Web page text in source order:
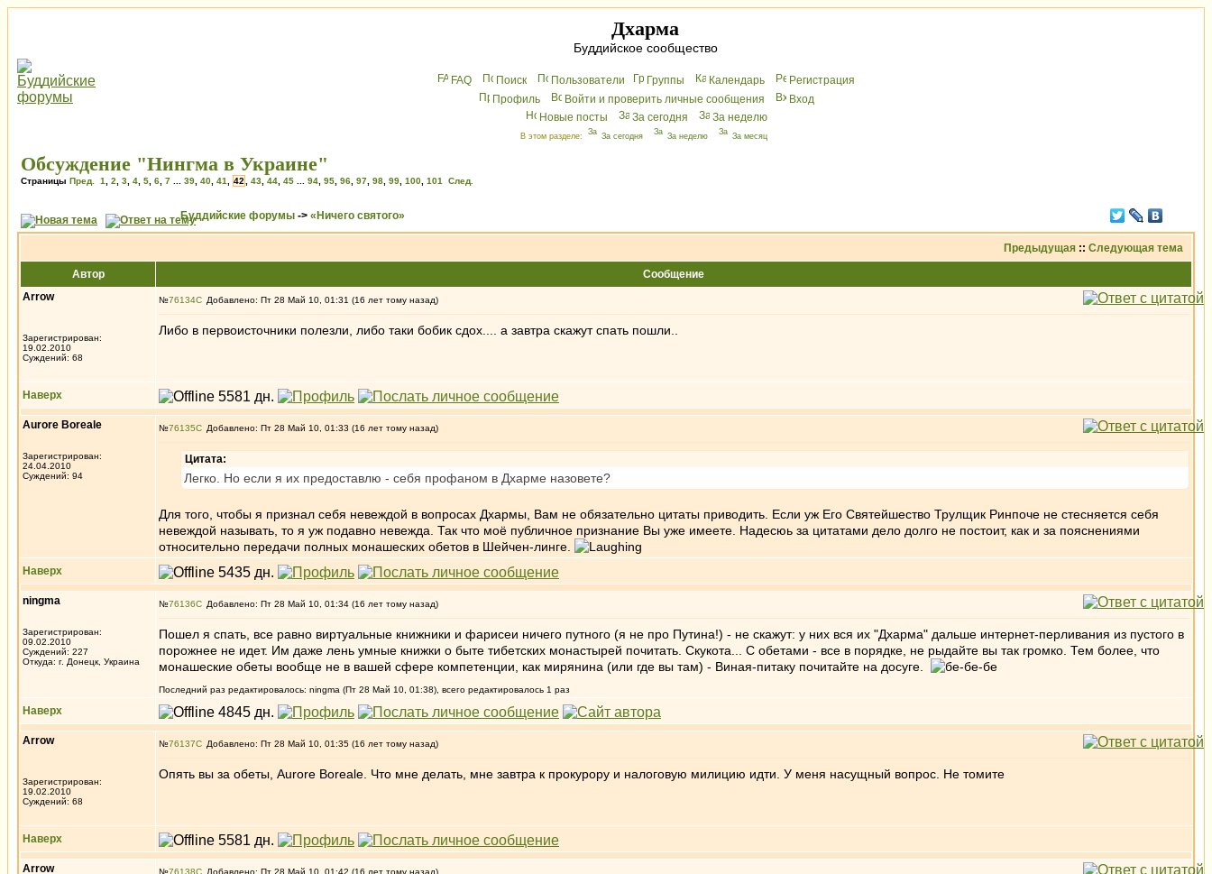
Дхарма
Буддийское сообщество
FAQ Поиск Пользователи Группы Календарь
Peгиcтрaция
Профиль
Войти и проверить личные сообщения
Вхoд
Новые посты
За сегодня За неделю
В этом разделе: За сегодня За неделю За месяц
Обсуждение "Нингма в Украине"
Страницы Пред. 1 2 3 4 5 6 7 39 40 41 42 43 44 45 94 95 96 97 98 99 100 101 След.
Буддийские форумы -> «Ничего святого»
Предыдущая :: Следующая тема
Автор
Сообщение
Arrow
Зарегистрирован:
19.02.2010
Суждений: 68
№76134 Добавлено: Пт 28 Май 10, 01:31 (16 лет тому назад)
Либо в первоисточники полезли, либо таки бобик сдох.... а завтра скажут спать пошли..
Наверх
Aurore Boreale
Зарегистрирован:
24.04.2010
Суждений: 94
№76135 Добавлено: Пт 28 Май 10, 01:33 (16 лет тому назад)
Цитата:
Легко. Но если я их предоставлю - себя профаном в Дхарме назовете?
Для того, чтобы я признал себя невеждой в вопросах Дхармы, Вам не обязательно цитаты приводить. Если уж Его Святейшество Трулщик Ринпоче не стесняется себя
невеждой называть, то я уж подавно невежда. Так что моё публичное признание Вы уже имеете. Надесюь за цитатами дело долго не постоит, как и за пояснениями
относительно передачи полных монашеских обетов в Шейчен-линге.
Наверх
ningma
Зарегистрирован:
09.02.2010
Суждений: 227
Откуда: г. Донецк, Украина
№76136 Добавлено: Пт 28 Май 10, 01:34 (16 лет тому назад)
Пошел я спать, все равно виртуальные книжники и фарисеи ничего путного (я не про Путина!) - не скажут: у них вся их "Дхарма" дальше интернет-перливания из пустого в
порожнее не идет. Им даже лень умные книжки о быте тибетских монастырей почитать. Скукота... С обетами - все в порядке, не рыдайте вы так громко. Тем более, что
монашеские обеты вообще не в вашей сфере компетенции, как мирянина (или где вы там) - Виная-питаку почитайте на досуге.
Последний раз редактировалось: ningma (Пт 28 Май 10, 01:38), всего редактировалось 1 раз
Наверх
Arrow
Зарегистрирован:
19.02.2010
Суждений: 68
№76137 Добавлено: Пт 28 Май 10, 01:35 (16 лет тому назад)
Опять вы за обеты, Aurore Boreale. Что мне делать, мне завтра к прокурору и налоговую милицию идти. У меня насущный вопрос. Не томите
Наверх
Arrow №76138 Добавлено: Пт 28 Май 10, 01:42 (16 лет тому назад)